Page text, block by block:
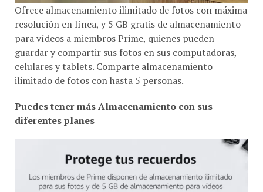
Ofrece almacenamiento ilimitado de fotos con máxima
resolución en línea, y 5 GB gratis de almacenamiento
para vídeos a miembros Prime, quienes pueden
guardar y compartir sus fotos en sus computadoras,
celulares y tablets. Comparte almacenamiento
ilimitado de fotos con hasta 5 personas.
Puedes tener más Almacenamiento con sus
diferentes planes